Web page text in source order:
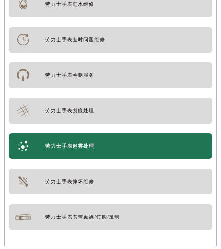
劳力士手表进水维修
劳力士手表走时问题维修
劳力士手表检测服务
劳力士手表划痕处理
劳力士手表起雾处理
劳力士手表摔坏维修
劳力士手表表带更换/订购/定制